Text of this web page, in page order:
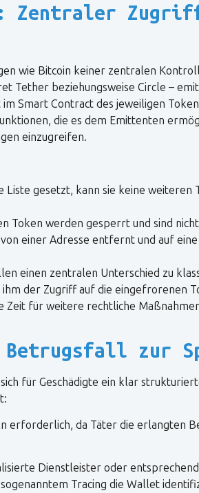
Zentraler
wie Bitcoin keiner zentralen
Tether beziehungsweise Circle –
Smart Contract des jeweiligen
die es dem Emittenten
einzugreifen.
Liste gesetzt, kann sie keine weiteren
Token werden gesperrt und sind
einer Adresse entfernt und auf eine
einen zentralen Unterschied zu
der Zugriff auf die eingefrorenen
für weitere rechtliche
zur
für Geschädigte ein klar
erforderlich, da Täter die erlangten
Dienstleister oder
Tracing die Wallet